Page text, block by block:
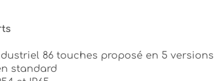
86 touches proposé en 5 versions
standard